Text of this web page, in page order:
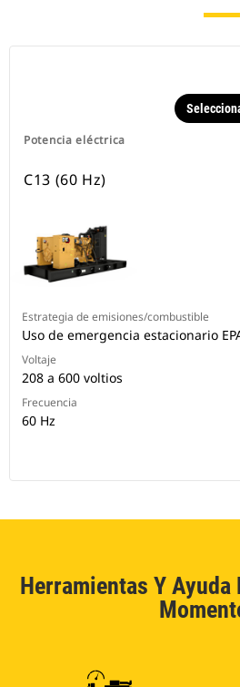
Potencia eléctrica
C13 (60 Hz)
Estrategia de emisiones/combustible
Uso de emergencia estacionario
Voltaje
208 a 600 voltios
Frecuencia
60 Hz
Herramientas Y Ayuda